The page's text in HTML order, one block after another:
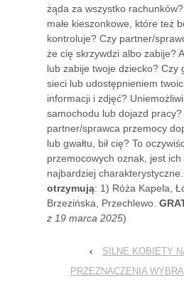
żąda za wszystko
małe kieszonkowe, które też
kontroluje? Czy partner/
że cię skrzywdzi albo zabije?
lub zabije twoje dziecko? Czy
sieci lub udostępnieniem
informacji i zdjęć?
samochodu lub dojazd
partner/sprawca przemocy
lub gwałtu, bił cię? To
przemocowych oznak, jest
najbardziej charakterystyczne.
otrzymują: 1) Róża Kapela,
Brzezińska, Przechlewo.
z 19 marca 2025)
‹
SILNE KOBIETY
PRZEZNACZENIA